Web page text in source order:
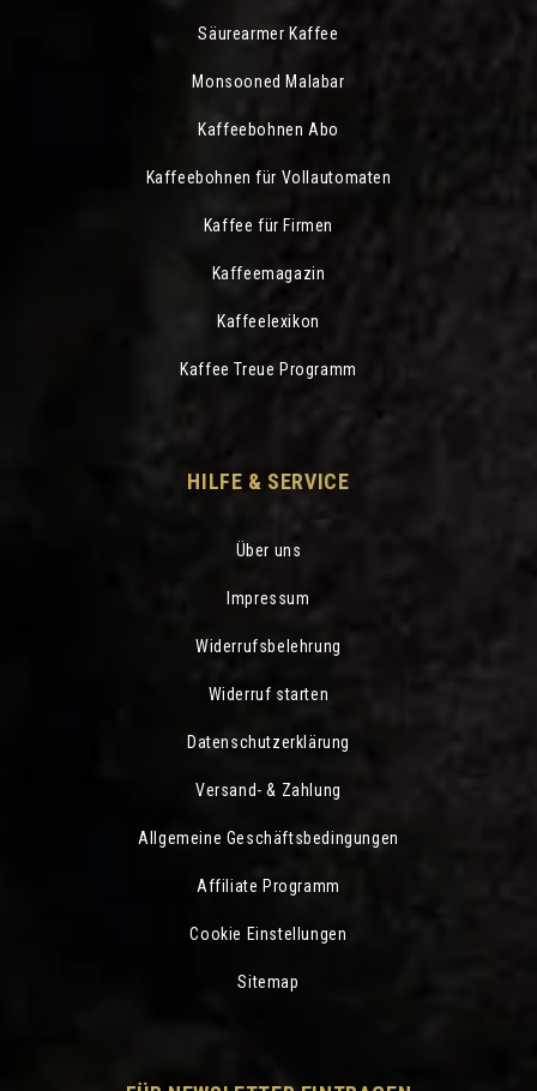
Säurearmer Kaffee
Monsooned Malabar
Kaffeebohnen Abo
Kaffeebohnen für Vollautomaten
Kaffee für Firmen
Kaffeemagazin
Kaffeelexikon
Kaffee Treue Programm
HILFE & SERVICE
Über uns
Impressum
Widerrufsbelehrung
Widerruf starten
Datenschutzerklärung
Versand- & Zahlung
Allgemeine Geschäftsbedingungen
Affiliate Programm
Cookie Einstellungen
Sitemap